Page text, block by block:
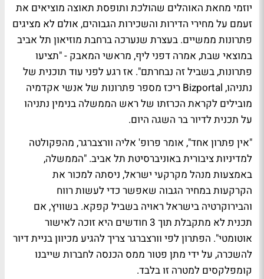
יוזמי מחאת האוהלים שהולכת ותופסת תאוצה מוציאים את
זעמם על מחירי הדירות והשכירות הגבוהים, אולם לא מציגים
פתרונות ממשיים. בעצרת שנערכה ברחבת מוזיאון תל אביב
במוצאי שבת, אמרה דפני ליף, מראשי המאבק - "תציעו
פתרונות, בשביל זה נבחרתם". אז רגע לפני עוד תוכנית של
נתניהו, Bizportal ריכז מספר פתרונות של אנשי אקדמיה
מובילים לקראת הכרזתו של ראש הממשלה בנימין נתניהו
על תכנית לדיור בר השגה היום.
"אין פתרון אחד", אומר פרופ' אליה וורצברגר, מהפקולטה
למדיניות ציבורית באוניברסיטת תל אביב. "הממשלה,
באמצעות מנהל מקרקעי ישראל, ניסתה למכור את
הקרקעות במחיר הגבוה שאפשר כדי לעשות רווח
והבירוקרטיה בישראל ראויה בשביל קפקא. בשוויץ, אם
תכנית לא מתקבלת תוך 3 חודשים היא זוכה לאישור
אוטומטי". הפתרון לפי וורצברגר צריך להגיע מכיוון בניית דיור
להשכרה, על ידי מתן פטור ממס הכנסה לחברות שייבנו
קומפלקסים למטרה זו בלבד.